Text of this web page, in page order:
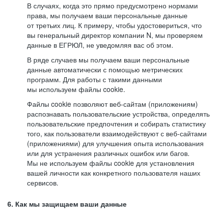
В случаях, когда это прямо предусмотрено нормами
права, мы получаем ваши персональные данные
от третьих лиц. К примеру, чтобы удостовериться, что
вы генеральный директор компании N, мы проверяем
данные в ЕГРЮЛ, не уведомляя вас об этом.
В ряде случаев мы получаем ваши персональные
данные автоматически с помощью метрических
программ. Для работы с такими данными
мы используем файлы cookie.
Файлы cookie позволяют веб-сайтам (приложениям)
распознавать пользовательские устройства, определять
пользовательские предпочтения и собирать статистику
того, как пользователи взаимодействуют с веб-сайтами
(приложениями) для улучшения опыта использования
или для устранения различных ошибок или багов.
Мы не используем файлы cookie для установления
вашей личности как конкретного пользователя наших
сервисов.
6. Как мы защищаем ваши данные